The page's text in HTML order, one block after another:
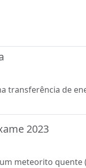
transferência de
2023
meteorito quente